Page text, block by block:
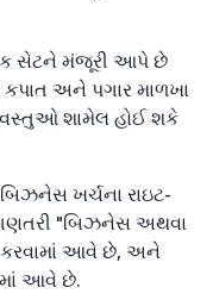
સેટને મંજૂરી આપે છે
અને પગાર માળખા
વસ્તુઓ શામેલ હોઈ શકે
ખર્ચના રાઇટ-
"બિઝનેસ અથવા
આવે છે, અને
આવે છે.